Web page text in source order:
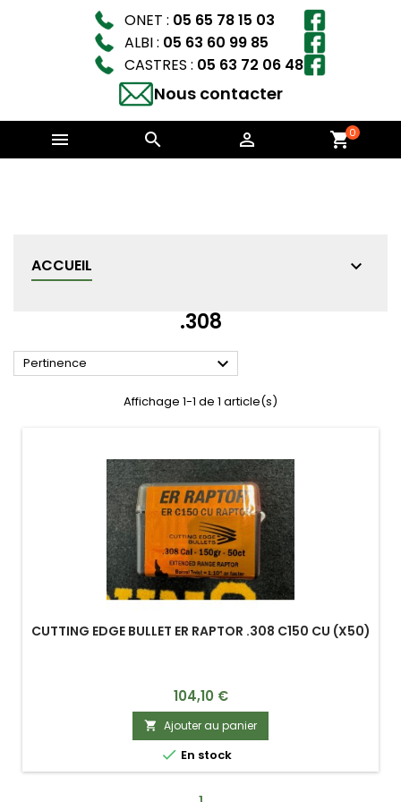
ONET : 05 65 78 15 03
ALBI : 05 63 60 99 85
CASTRES : 05 63 72 06 48
Nous contacter
   shopping_cart0
ACCUEIL
.308
Pertinence 
Affichage 1-1 de 1 article(s)
CUTTING EDGE BULLET ER RAPTOR .308 C150 CU (X50)
Prix
104,10 €
 Ajouter au panier
 En stock